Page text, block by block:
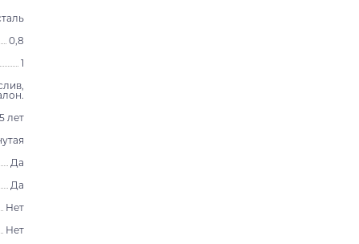
0,8
1
лет
Да
Да
Нет
Нет